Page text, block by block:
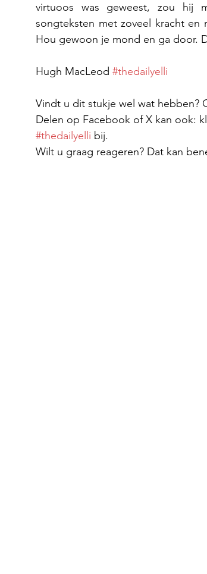
virtuoos was geweest, zou hij
songteksten met zoveel kracht en
Hou gewoon je mond en ga door.
Hugh MacLeod #thedailyelli
Vindt u dit stukje wel wat hebben?
Delen op Facebook of X kan ook:
#thedailyelli bij.
Wilt u graag reageren? Dat kan